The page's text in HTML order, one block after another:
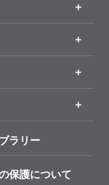
ラリー
保護について